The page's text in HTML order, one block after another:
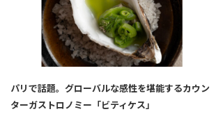
パリで話題。グローバルな感性を堪能するカウン
ターガストロノミー「ビティケス」